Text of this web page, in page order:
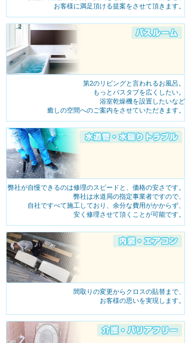
2026年01月04日 16:00
劣化した排水桝 と木の根侵入を同時に解消｜戸
建て住宅 桝工事①
ホームページを見てお電話にてお問い合わせ頂
きました。お聞きすると「汚水桝に根っこが入
ってしまい詰まっ...続きを読む
お客様に満足頂ける提案をさせて頂きます。
第2のリビングと言われるお風呂。
もっとバスタブを広くしたい。
浴室乾燥機を設置したいなど
癒しの空間へのご案内をさせていただきます。
弊社が自慢できるのは修理のスピードと、価格の安さです。
弊社は水道局の指定事業者ですので、
自社ですべて施工しており、余分な費用がかからず、
安く修理させて頂くことが可能です。
間取りの変更からクロスの貼替まで、
お客様の思いを実現します。